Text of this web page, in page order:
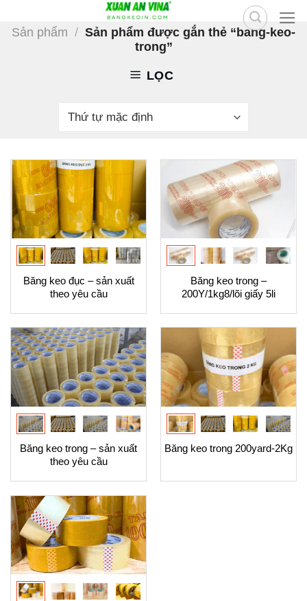
Sản phẩm / Sản phẩm được gắn thẻ “bang-keo-
trong”
LỌC
Băng keo đục – sản xuất
theo yêu cầu
Băng keo trong –
200Y/1kg8/lõi giấy 5li
Băng keo trong – sản xuất
theo yêu cầu
Băng keo trong 200yard-2Kg